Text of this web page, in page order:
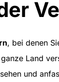
, bei denen
Land
sehen und